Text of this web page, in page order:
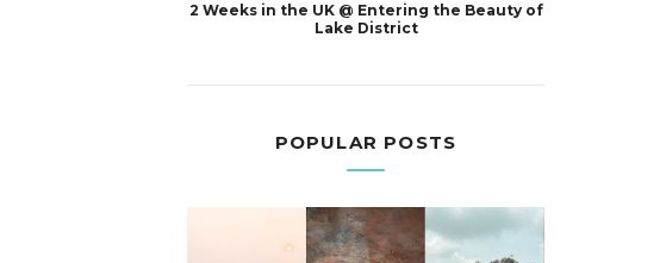
2 Weeks in the UK @ Entering the Beauty of
Lake District
POPULAR POSTS